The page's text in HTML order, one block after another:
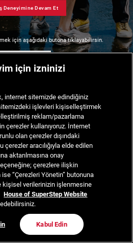
Deneyimine Devam Et
için aşağıdaki butona tıklayabilirsin.
için izninizi
internet sitemizde edindiğiniz
işlevleri kişiselleştirmek
reklam/pazarlama
çerezler kullanıyoruz. İnternet
olan çerezler dışındaki
çerezler aracılığıyla elde edilen
aktarılmasına onay
çerezlere ilişkin
“Çerezleri Yönetin” butonuna
kişisel verilerinizin işlenmesine
House of SuperStep Website
Kabul Edin